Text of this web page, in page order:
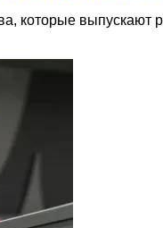
которые выпускают